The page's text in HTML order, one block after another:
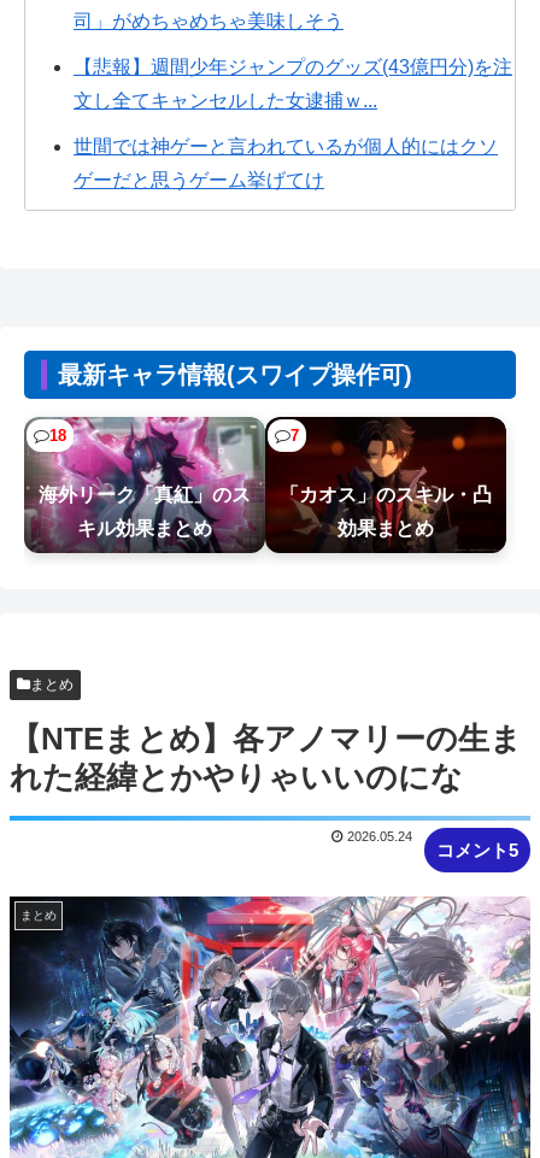
司」がめちゃめちゃ美味しそう
【悲報】週間少年ジャンプのグッズ(43億円分)を注
文し全てキャンセルした女逮捕ｗ...
世間では神ゲーと言われているが個人的にはクソ
ゲーだと思うゲーム挙げてけ
【悲報】ヒソカ、ビスケより弱かったｗｗｗｗ
【悲報】エアコン業者、正論「エアコンスプレー
なんて使わない方がいい」ﾄﾞﾝｯ！
CV石川由依、良キャラ多過ぎ問題ｗｗ
【NTEまとめ】絆プレゼント安いやつは400で基本
エバ
最新キャラ情報(スワイプ操作可)
18
海外リーク「真紅」のス
キル効果まとめ
7
「カオス」のスキル・凸
効果まとめ
まとめ
【NTEまとめ】各アノマリーの生ま
れた経緯とかやりゃいいのにな
コメント5
2026.05.24
まとめ